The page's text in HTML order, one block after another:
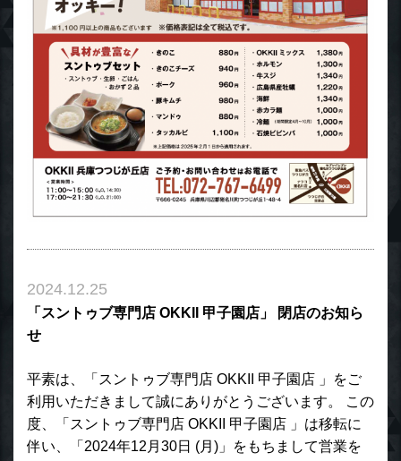
2024.12.25
「スントゥブ専門店 OKKII 甲子園店」 閉店のお知ら
せ
平素は、「スントゥブ専門店 OKKII 甲子園店 」をご
利用いただきまして誠にありがとうございます。 この
度、「スントゥブ専門店 OKKII 甲子園店 」は移転に
伴い、「2024年12月30日 (月)」をもちまして営業を